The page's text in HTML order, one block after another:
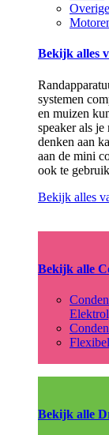
Bekijk alles
systemen
en muizen
speaker als
denken aan
aan de mini
ook te
Bekijk alles
Bekijk alle
Bekijk alle